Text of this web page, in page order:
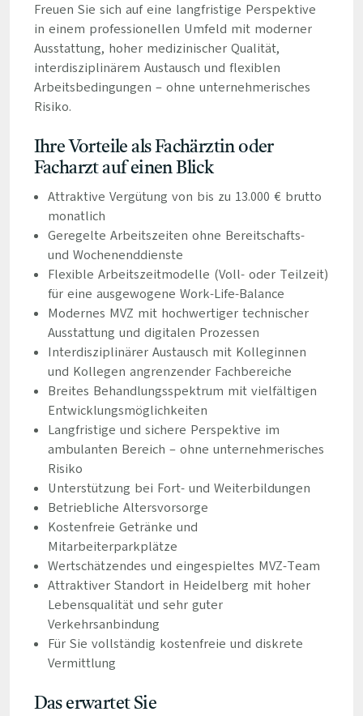
Freuen Sie sich auf eine langfristige Perspektive
in einem professionellen Umfeld mit moderner
Ausstattung, hoher medizinischer Qualität,
interdisziplinärem Austausch und flexiblen
Arbeitsbedingungen – ohne unternehmerisches
Risiko.
Ihre Vorteile als Fachärztin oder
Facharzt auf einen Blick
Attraktive Vergütung von bis zu 13.000 € brutto
monatlich
Geregelte Arbeitszeiten ohne Bereitschafts-
und Wochenenddienste
Flexible Arbeitszeitmodelle (Voll- oder Teilzeit)
für eine ausgewogene Work-Life-Balance
Modernes MVZ mit hochwertiger technischer
Ausstattung und digitalen Prozessen
Interdisziplinärer Austausch mit Kolleginnen
und Kollegen angrenzender Fachbereiche
Breites Behandlungsspektrum mit vielfältigen
Entwicklungsmöglichkeiten
Langfristige und sichere Perspektive im
ambulanten Bereich – ohne unternehmerisches
Risiko
Unterstützung bei Fort- und Weiterbildungen
Betriebliche Altersvorsorge
Kostenfreie Getränke und
Mitarbeiterparkplätze
Wertschätzendes und eingespieltes MVZ-Team
Attraktiver Standort in Heidelberg mit hoher
Lebensqualität und sehr guter
Verkehrsanbindung
Für Sie vollständig kostenfreie und diskrete
Vermittlung
Das erwartet Sie